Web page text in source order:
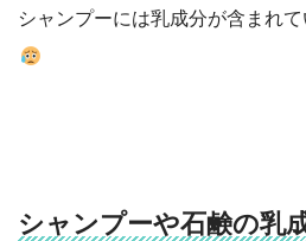
シャンプーには乳成分が含まれ
シャンプーや石鹸の乳